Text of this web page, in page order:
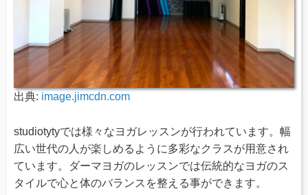
出典: image.jimcdn.com
studiotytyでは様々なヨガレッスンが行われています。幅
広い世代の人が楽しめるように多彩なクラスが用意され
ています。ダーマヨガのレッスンでは伝統的なヨガのス
タイルで心と体のバランスを整える事ができます。